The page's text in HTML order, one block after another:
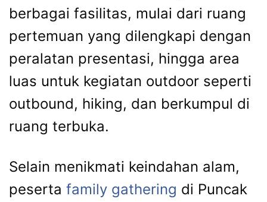
berbagai fasilitas, mulai dari ruang
pertemuan yang dilengkapi dengan
peralatan presentasi, hingga area
luas untuk kegiatan outdoor seperti
outbound, hiking, dan berkumpul di
ruang terbuka.
Selain menikmati keindahan alam,
peserta family gathering di Puncak